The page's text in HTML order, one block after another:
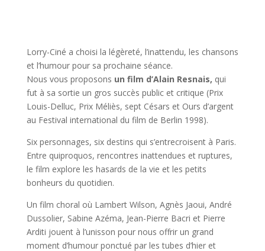
Lorry-Ciné a choisi la légèreté, l’inattendu, les chansons
et l’humour pour sa prochaine séance.
Nous vous proposons un film d’Alain Resnais, qui
fut à sa sortie un gros succès public et critique (Prix
Louis-Delluc, Prix Méliès, sept Césars et Ours d’argent
au Festival international du film de Berlin 1998).
Six personnages, six destins qui s’entrecroisent à Paris.
Entre quiproquos, rencontres inattendues et ruptures,
le film explore les hasards de la vie et les petits
bonheurs du quotidien.
Un film choral où Lambert Wilson, Agnès Jaoui, André
Dussolier, Sabine Azéma, Jean-Pierre Bacri et Pierre
Arditi jouent à l’unisson pour nous offrir un grand
moment d’humour ponctué par les tubes d’hier et